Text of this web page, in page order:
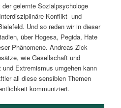
gelernte Sozialpsychologe
Konflikt- und
Und so reden wir in dieser
über Hogesa, Pegida, Hate
Phänomene. Andreas Zick
wie Gesellschaft und
Extremismus umgehen kann
all diese sensiblen Themen
kommuniziert.